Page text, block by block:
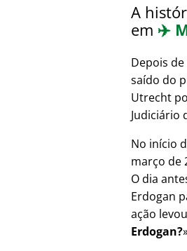
A
em ✈️
Depois
saído do
Utrecht
Judiciário
No início
março de
O dia
Erdogan
ação
Erdogan?